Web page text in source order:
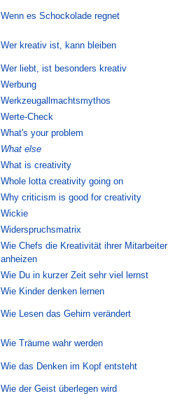
Wenn es Schockolade regnet
Wer kreativ ist, kann bleiben
Wer liebt, ist besonders kreativ
Werbung
Werkzeugallmachtsmythos
Werte-Check
What's your problem
What else
What is creativity
Whole lotta creativity going on
Why criticism is good for creativity
Wickie
Widerspruchsmatrix
Wie Chefs die Kreativität ihrer Mitarbeiter
anheizen
Wie Du in kurzer Zeit sehr viel lernst
Wie Kinder denken lernen
Wie Lesen das Gehirn verändert
Wie Träume wahr werden
Wie das Denken im Kopf entsteht
Wie der Geist überlegen wird